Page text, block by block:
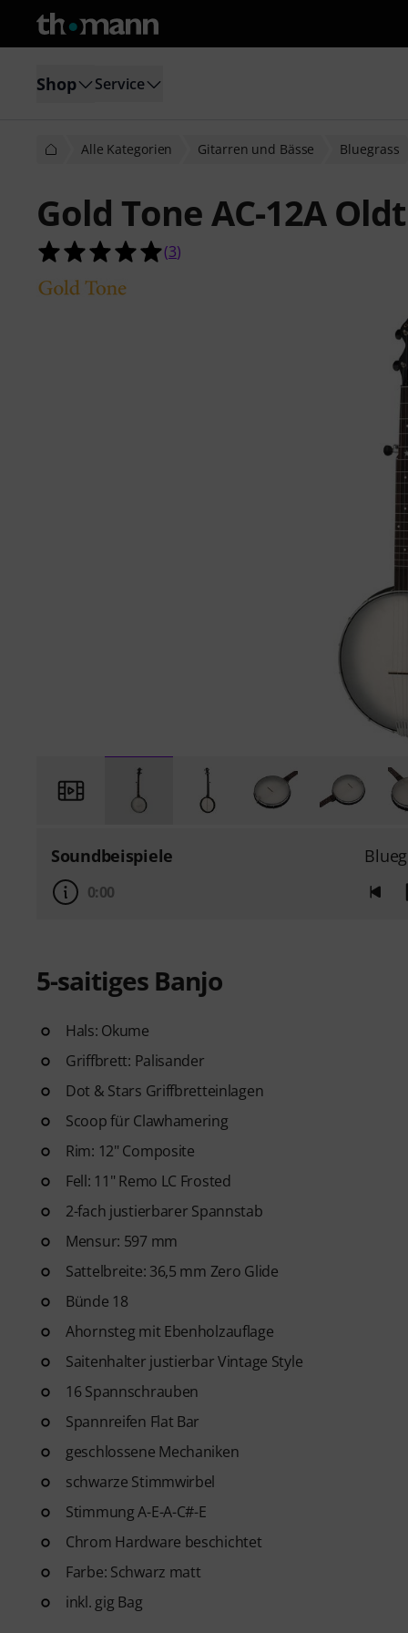
Shop Service
Alle Kategorien Gitarren und Bässe Bluegrass
Gold Tone AC-12A
5.0 von 5 Sternen aus 3
(3)
Soundbeispiele
0:00
5-saitiges Banjo
Hals: Okume
Griffbrett: Palisander
Dot & Stars Griffbretteinlagen
Scoop für Clawhamering
Rim: 12" Composite
Fell: 11" Remo LC Frosted
2-fach justierbarer Spannstab
Mensur: 597 mm
Sattelbreite: 36,5 mm Zero Glide
Bünde 18
Ahornsteg mit Ebenholzauflage
Saitenhalter justierbar Vintage Style
16 Spannschrauben
Spannreifen Flat Bar
geschlossene Mechaniken
schwarze Stimmwirbel
Stimmung A-E-A-C#-E
Chrom Hardware beschichtet
Farbe: Schwarz matt
inkl. gig Bag